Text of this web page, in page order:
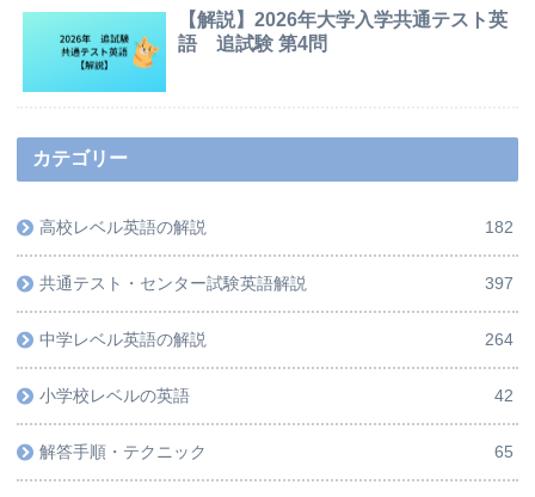
【解説】2026年大学入学共通テスト英
語 追試験 第4問
カテゴリー
高校レベル英語の解説 182
共通テスト・センター試験英語解説 397
中学レベル英語の解説 264
小学校レベルの英語 42
解答手順・テクニック 65